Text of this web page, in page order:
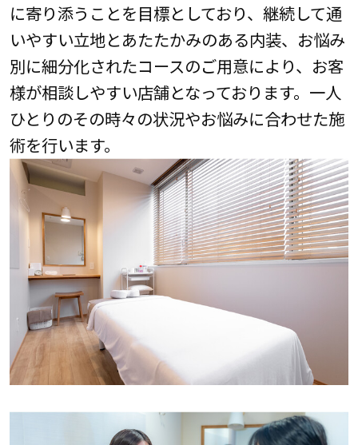
に寄り添うことを目標としており、継続して通
いやすい立地とあたたかみのある内装、お悩み
別に細分化されたコースのご用意により、お客
様が相談しやすい店舗となっております。一人
ひとりのその時々の状況やお悩みに合わせた施
術を行います。